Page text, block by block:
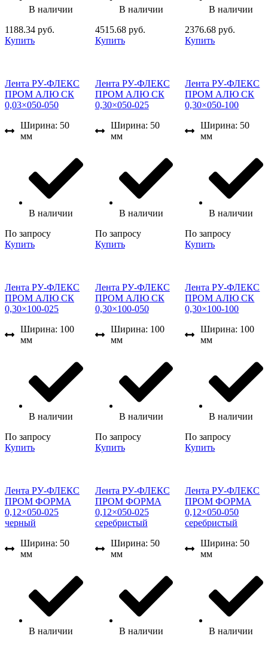
В наличии
1188.34 руб.
Купить
В наличии
4515.68 руб.
Купить
В наличии
2376.68 руб.
Купить
Лента РУ-ФЛЕКС
ПРОМ АЛЮ СК
0,03×050-050
Ширина: 50
мм
В наличии
По запросу
Купить
Лента РУ-ФЛЕКС
ПРОМ АЛЮ СК
0,30×050-025
Ширина: 50
мм
В наличии
По запросу
Купить
Лента РУ-ФЛЕКС
ПРОМ АЛЮ СК
0,30×050-100
Ширина: 50
мм
В наличии
По запросу
Купить
Лента РУ-ФЛЕКС
ПРОМ АЛЮ СК
0,30×100-025
Ширина: 100
мм
В наличии
По запросу
Купить
Лента РУ-ФЛЕКС
ПРОМ АЛЮ СК
0,30×100-050
Ширина: 100
мм
В наличии
По запросу
Купить
Лента РУ-ФЛЕКС
ПРОМ АЛЮ СК
0,30×100-100
Ширина: 100
мм
В наличии
По запросу
Купить
Лента РУ-ФЛЕКС
ПРОМ ФОРМА
0,12×050-025
черный
Ширина: 50
мм
В наличии
Лента РУ-ФЛЕКС
ПРОМ ФОРМА
0,12×050-025
серебристый
Ширина: 50
мм
В наличии
Лента РУ-ФЛЕКС
ПРОМ ФОРМА
0,12×050-050
серебристый
Ширина: 50
мм
В наличии